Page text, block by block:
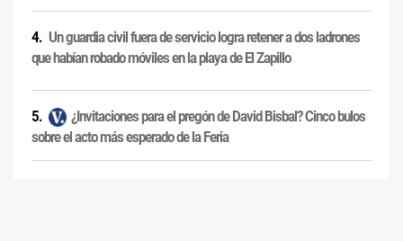
Un guardia civil fuera de servicio logra retener a dos ladrones
que habían robado móviles en la playa de El Zapillo
¿Invitaciones para el pregón de David Bisbal? Cinco bulos
sobre el acto más esperado de la Feria